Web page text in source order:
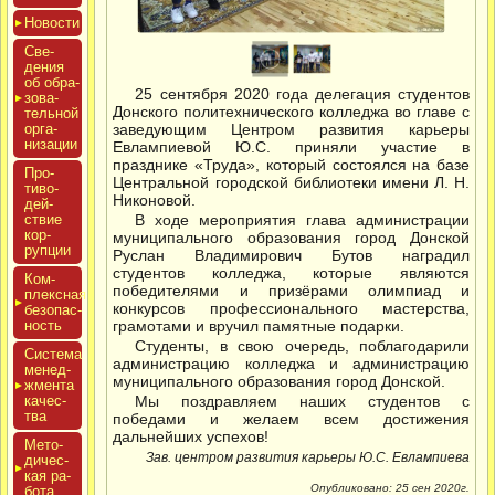
Новос­ти
Све­
дения
об об­ра­
зова­
тель­ной
ор­га­
низа­ции
Про­
тиво­
дей­
ствие
кор­
рупции
Ком­
плексная
бе­зопас­
ность
Сис­те­ма
ме­нед­
жмен­та
ка­чес­
тва
Мето­
дичес­
кая ра­
бота
25 сентября 2020 года делегация студентов
Донского политехнического колледжа во главе с
заведующим Центром развития карьеры
Евлампиевой Ю.С. приняли участие в
празднике «Труда», который состоялся на базе
Центральной городской библиотеки имени Л. Н.
Никоновой.
В ходе мероприятия глава администрации
муниципального образования город Донской
Руслан Владимирович Бутов наградил
студентов колледжа, которые являются
победителями и призёрами олимпиад и
конкурсов профессионального мастерства,
грамотами и вручил памятные подарки.
Студенты, в свою очередь, поблагодарили
администрацию колледжа и администрацию
муниципального образования город Донской.
Мы поздравляем наших студентов с
победами и желаем всем достижения
дальнейших успехов!
Зав. центром развития карьеры Ю.С. Евлампиева
Опубликовано: 25 сен 2020г.